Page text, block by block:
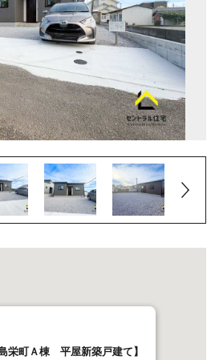
島栄町Ａ棟 平屋新築戸建て】